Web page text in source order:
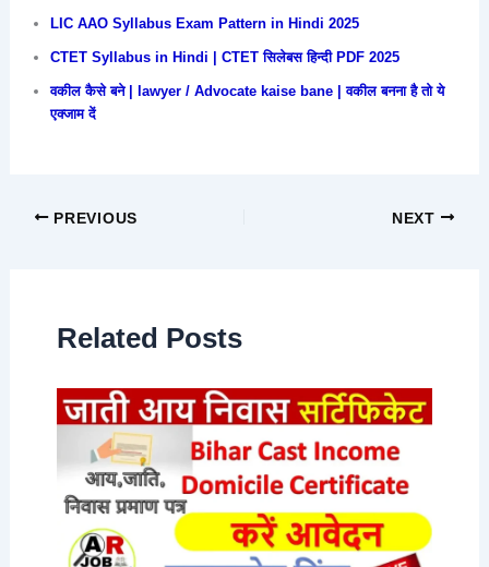
LIC AAO Syllabus Exam Pattern in Hindi 2025
CTET Syllabus in Hindi | CTET सिलेबस हिन्दी PDF 2025
वकील कैसे बने | lawyer / Advocate kaise bane | वकील बनना है तो ये
एक्जाम दें
PREVIOUS NEXT
Related Posts